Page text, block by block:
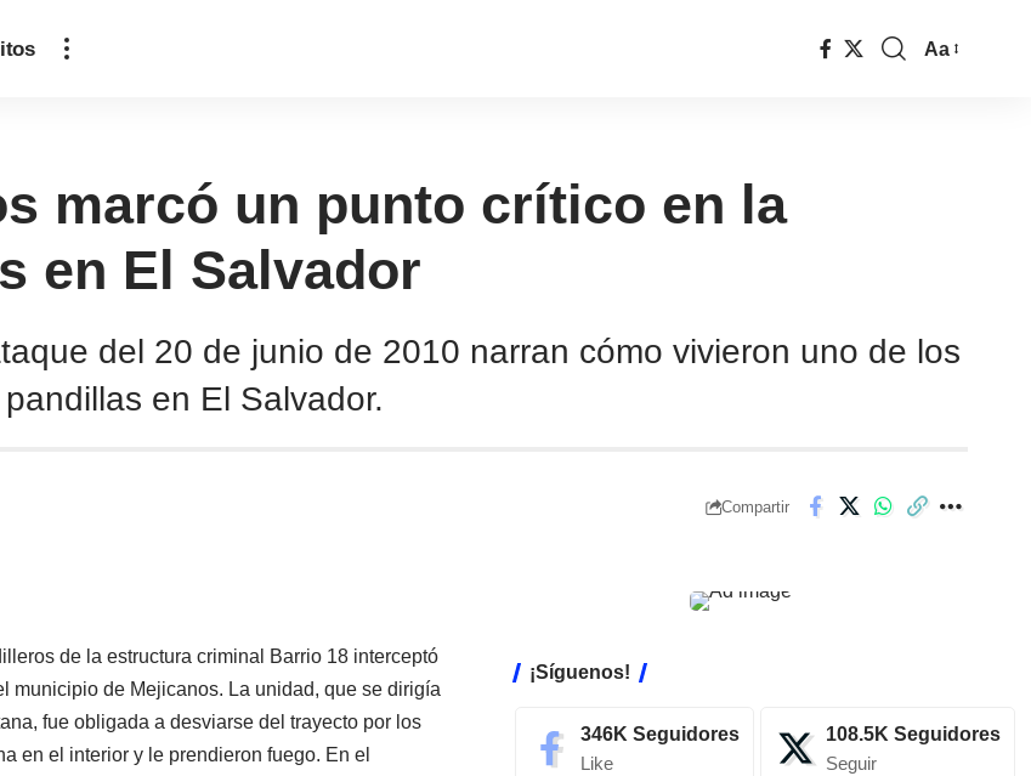
Aa
marcó un punto crítico en la
en El Salvador
del 20 de junio de 2010 narran cómo vivieron uno de los
en El Salvador.
Compartir
de la estructura criminal Barrio 18 interceptó
municipio de Mejicanos. La unidad, que se dirigía
fue obligada a desviarse del trayecto por los
en el interior y le prendieron fuego. En el
¡Síguenos!
346K Seguidores
Like
108.5K Seguidores
Seguir